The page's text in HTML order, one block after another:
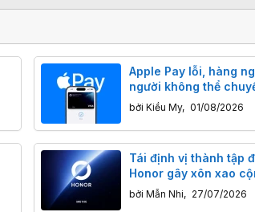
Apple Pay lỗi, hàng
người không thể
thanh toán
bởi Kiều My, 01/08/2026
Tái định vị thành tập
Honor gây xôn xao
vì logo mới bị tố "đạo
trắng trợn
bởi Mẫn Nhi, 27/07/2026